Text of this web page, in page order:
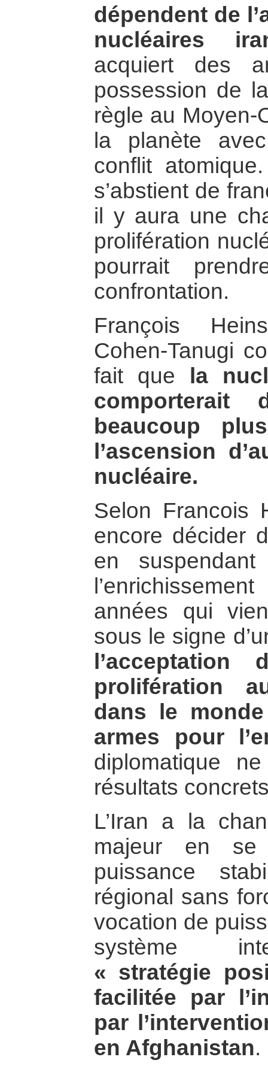
dépendent de
nucléaires
acquiert des
possession de
règle au Moyen-
la planète
conflit
s’abstient de
il y aura une
prolifération
pourrait
confrontation.
François
Cohen-Tanugi
fait que
la
comporterait
beaucoup
l’ascension
nucléaire.
Selon Francois
encore décider
en
années qui
sous le signe
prolifération
dans le
armes pour
diplomatique
résultats
L’Iran a la
majeur en se
puissance
régional sans
vocation de
système
« stratégie
facilitée par
par
en Afghanistan.